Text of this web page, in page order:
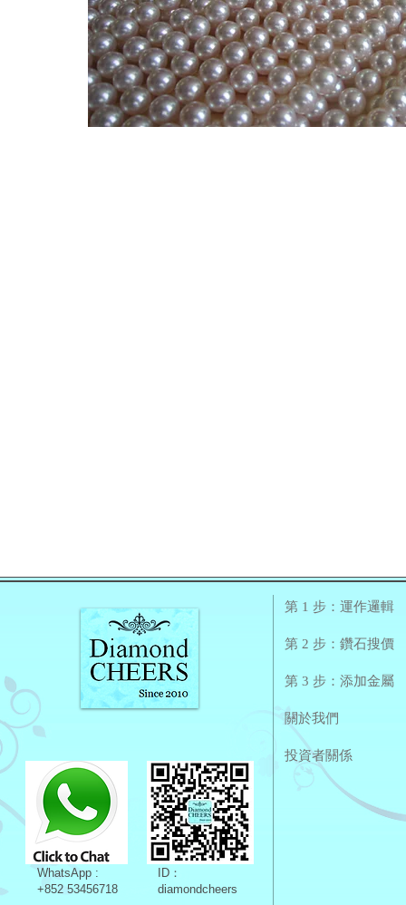
WhatsApp :
+852 53456718
ID：
diamondcheers
第 1 步：運作邏輯
第 2 步：鑽石搜價
第 3 步：添加金屬
關於我們
投資者關係